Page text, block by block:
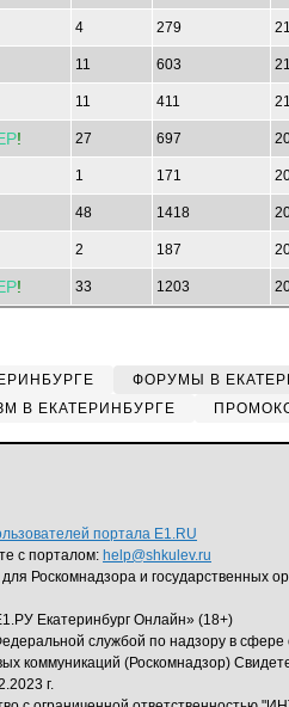
4 279
11 603
11 411
! 27 697
1 171
48 1418
2 187
! 33 1203
ФОРУМЫ В
В ЕКАТЕРИНБУРГЕ
портала E1.RU
с порталом: help@shkulev.ru
Роскомнадзора и государственных
Екатеринбург Онлайн» (18+)
службой по надзору в
коммуникаций (Роскомнадзор)
г.